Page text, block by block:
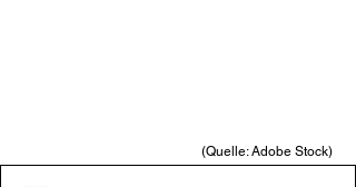
(Quelle: Adobe Stock)